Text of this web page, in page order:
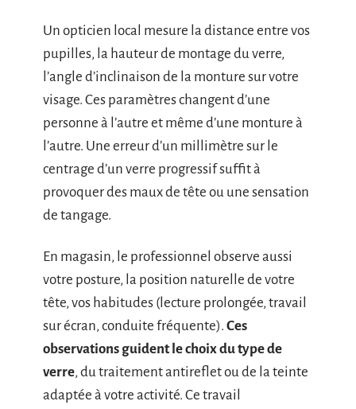
Un opticien local mesure la distance entre vos
pupilles, la hauteur de montage du verre,
l’angle d’inclinaison de la monture sur votre
visage. Ces paramètres changent d’une
personne à l’autre et même d’une monture à
l’autre. Une erreur d’un millimètre sur le
centrage d’un verre progressif suffit à
provoquer des maux de tête ou une sensation
de tangage.
En magasin, le professionnel observe aussi
votre posture, la position naturelle de votre
tête, vos habitudes (lecture prolongée, travail
sur écran, conduite fréquente). Ces
observations guident le choix du type de
verre, du traitement antireflet ou de la teinte
adaptée à votre activité. Ce travail